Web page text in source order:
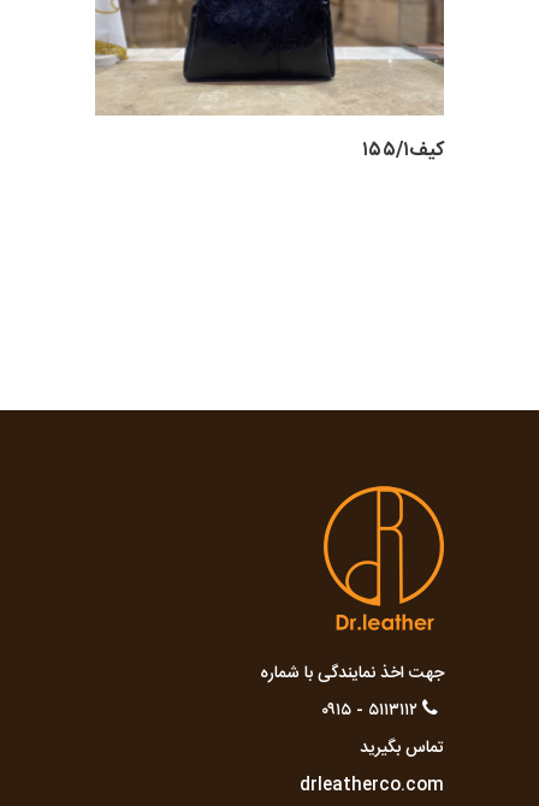
کیف۱۵۵/۱
جهت اخذ نمایندگی با شماره
۵۱۱۳۱۱۲ - ۰۹۱۵
تماس بگیرید
drleatherco.com